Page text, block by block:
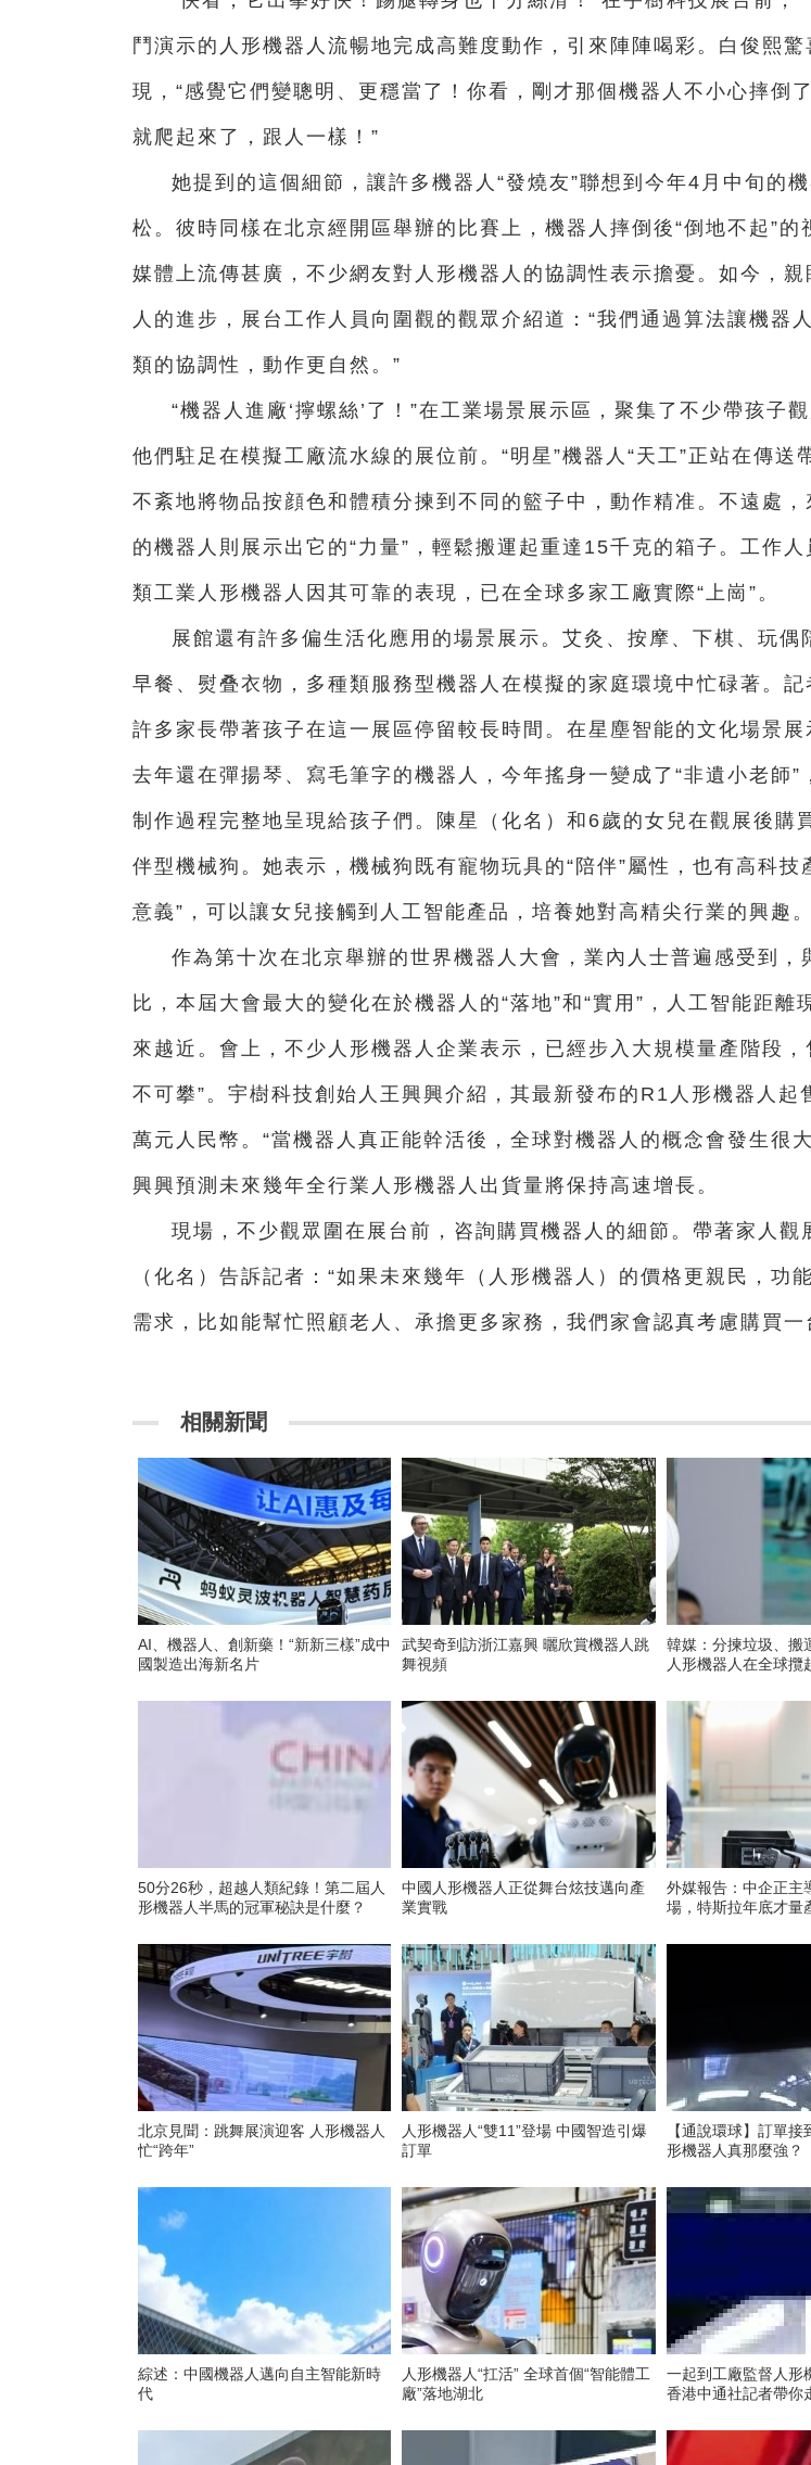
鬥演示的人形機器人流暢地完成高難度動作，引來陣陣喝彩。白俊熙驚
現，“感覺它們變聰明、更穩當了！你看，剛才那個機器人不小心摔倒
就爬起來了，跟人一樣！”
她提到的這個細節，讓許多機器人“發燒友”聯想到今年4月中旬的
松。彼時同樣在北京經開區舉辦的比賽上，機器人摔倒後“倒地不起”的
媒體上流傳甚廣，不少網友對人形機器人的協調性表示擔憂。如今，親
人的進步，展台工作人員向圍觀的觀眾介紹道：“我們通過算法讓機器
類的協調性，動作更自然。”
“機器人進廠‘擰螺絲’了！”在工業場景展示區，聚集了不少帶孩子觀
他們駐足在模擬工廠流水線的展位前。“明星”機器人“天工”正站在傳送
不紊地將物品按顔色和體積分揀到不同的籃子中，動作精准。不遠處，
的機器人則展示出它的“力量”，輕鬆搬運起重達15千克的箱子。工作人
類工業人形機器人因其可靠的表現，已在全球多家工廠實際“上崗”。
展館還有許多偏生活化應用的場景展示。艾灸、按摩、下棋、玩偶
早餐、熨叠衣物，多種類服務型機器人在模擬的家庭環境中忙碌著。記
許多家長帶著孩子在這一展區停留較長時間。在星塵智能的文化場景展
去年還在彈揚琴、寫毛筆字的機器人，今年搖身一變成了“非遺小老師”
制作過程完整地呈現給孩子們。陳星（化名）和6歲的女兒在觀展後購
伴型機械狗。她表示，機械狗既有寵物玩具的“陪伴”屬性，也有高科技
意義”，可以讓女兒接觸到人工智能產品，培養她對高精尖行業的興趣。
作為第十次在北京舉辦的世界機器人大會，業內人士普遍感受到，
比，本屆大會最大的變化在於機器人的“落地”和“實用”，人工智能距離
來越近。會上，不少人形機器人企業表示，已經步入大規模量產階段，
不可攀”。宇樹科技創始人王興興介紹，其最新發布的R1人形機器人起
萬元人民幣。“當機器人真正能幹活後，全球對機器人的概念會發生很
興興預測未來幾年全行業人形機器人出貨量將保持高速增長。
現場，不少觀眾圍在展台前，咨詢購買機器人的細節。帶著家人觀
（化名）告訴記者：“如果未來幾年（人形機器人）的價格更親民，功
需求，比如能幫忙照顧老人、承擔更多家務，我們家會認真考慮購買一
相關新聞
AI、機器人、創新藥！“新新三樣”成中
國製造出海新名片
武契奇到訪浙江嘉興 曬欣賞機器人跳
舞視頻
韓媒：分揀垃圾、
人形機器人在全球攬
50分26秒，超越人類紀錄！第二屆人
形機器人半馬的冠軍秘訣是什麼？
中國人形機器人正從舞台炫技邁向產
業實戰
外媒報告：中企正主
場，特斯拉年底才量
北京見聞：跳舞展演迎客 人形機器人
忙“跨年”
人形機器人“雙11”登場 中國智造引爆
訂單
【通說環球】訂單
形機器人真那麼強？
綜述：中國機器人邁向自主智能新時
代
人形機器人“扛活” 全球首個“智能體工
廠”落地湖北
一起到工廠監督人形
香港中通社記者帶